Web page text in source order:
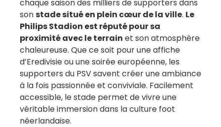
chaque saison des milliers de supporters dans
sonstade situé en plein cœur de la ville. Le
Philips Stadion est réputé pour sa
proximité avec le terrain et son atmosphère
chaleureuse. Que ce soit pour une affiche
d’Eredivisie ou une soirée européenne, les
supporters du PSV savent créer une ambiance
à la fois passionnée et conviviale. Facilement
accessible, le stade permet de vivre une
véritable immersion dans la culture foot
néerlandaise.